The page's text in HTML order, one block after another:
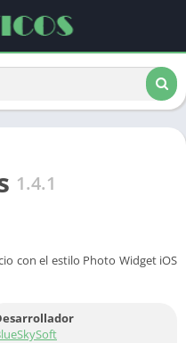
1.4.1
con el estilo Photo Widget iOS